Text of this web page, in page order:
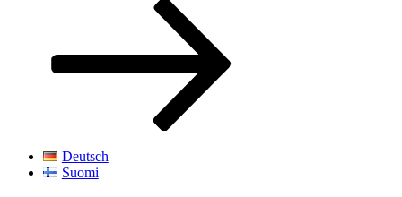
Deutsch
Suomi